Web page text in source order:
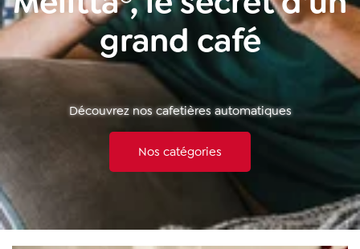
grand café
Découvrez nos cafetières automatiques
Nos catégories